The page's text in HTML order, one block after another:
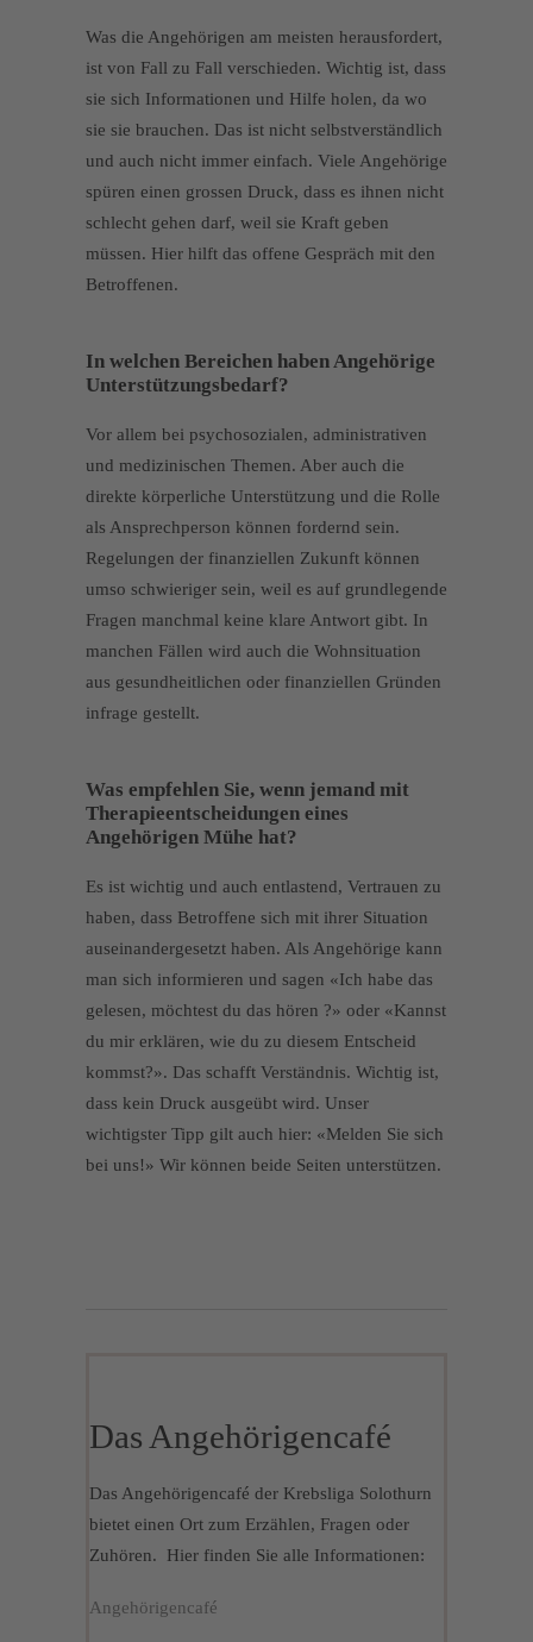
Was die Angehörigen am meisten herausfordert,
ist von Fall zu Fall verschieden. Wichtig ist, dass
sie sich Informationen und Hilfe holen, da wo
sie sie brauchen. Das ist nicht selbstverständlich
und auch nicht immer einfach. Viele Angehörige
spüren einen grossen Druck, dass es ihnen nicht
schlecht gehen darf, weil sie Kraft geben
müssen. Hier hilft das offene Gespräch mit den
Betroffenen.
In welchen Bereichen haben Angehörige
Unterstützungsbedarf?
Vor allem bei psychosozialen, administrativen
und medizinischen Themen. Aber auch die
direkte körperliche Unterstützung und die Rolle
als Ansprechperson können fordernd sein.
Regelungen der finanziellen Zukunft können
umso schwieriger sein, weil es auf grundlegende
Fragen manchmal keine klare Antwort gibt. In
manchen Fällen wird auch die Wohnsituation
aus gesundheitlichen oder finanziellen Gründen
infrage gestellt.
Was empfehlen Sie, wenn jemand mit
Therapieentscheidungen eines
Angehörigen Mühe hat?
Es ist wichtig und auch entlastend, Vertrauen zu
haben, dass Betroffene sich mit ihrer Situation
auseinandergesetzt haben. Als Angehörige kann
man sich informieren und sagen «Ich habe das
gelesen, möchtest du das hören ?» oder «Kannst
du mir erklären, wie du zu diesem Entscheid
kommst?». Das schafft Verständnis. Wichtig ist,
dass kein Druck ausgeübt wird. Unser
wichtigster Tipp gilt auch hier: «Melden Sie sich
bei uns!» Wir können beide Seiten unterstützen.
Das Angehörigencafé
Das Angehörigencafé der Krebsliga Solothurn
bietet einen Ort zum Erzählen, Fragen oder
Zuhören. Hier finden Sie alle Informationen:
Angehörigencafé